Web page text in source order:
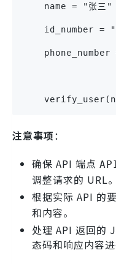
    name = "张三"
id_number =
phone_number
注意事项：
确保 API 端点
调整请求的 URL。
根据实际 API 的
和内容。
处理 API 返回的
态码和响应内容进